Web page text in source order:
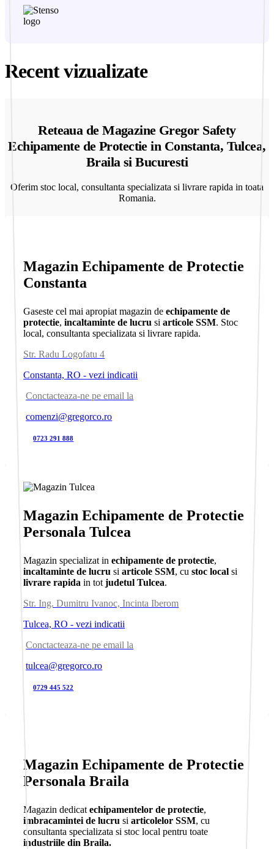
Recent vizualizate
Reteaua de Magazine Gregor Safety
Echipamente de Protectie in Constanta, Tulcea,
Braila si Bucuresti
Oferim stoc local, consultanta specializata si livrare rapida in toata
Romania.
Magazin Echipamente de Protectie
Constanta
Gaseste cel mai apropiat magazin deechipamente de
protectie,incaltaminte de lucru siarticole SSM. Stoc
local, consultanta specializata si livrare rapida.
Str. Radu Logofatu 4
Constanta, RO - vezi indicatii
Conctacteaza-ne pe email la
comenzi@gregorco.ro
0723 291 888
Magazin Echipamente de Protectie
Personala Tulcea
Magazin specializat inechipamente de protectie,
incaltaminte de lucru siarticole SSM, cu stoc local si
livrare rapida in totjudetul Tulcea.
Str. Ing. Dumitru Ivanoc, Incinta Iberom
Tulcea, RO - vezi indicatii
Conctacteaza-ne pe email la
tulcea@gregorco.ro
0729 445 522
Magazin Echipamente de Protectie
Personala Braila
Magazin dedicatechipamentelor de protectie,
imbracamintei de lucru siarticolelor SSM, cu
consultanta specializata si stoc local pentru toate
industriile din Braila.